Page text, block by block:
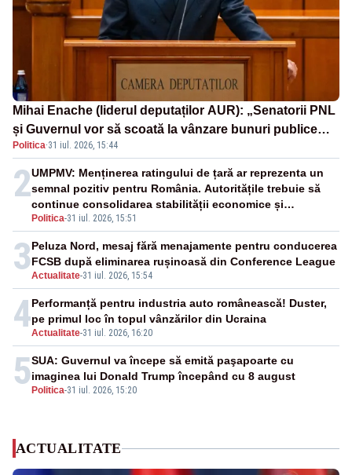
Mihai Enache (liderul deputaților AUR): „Senatorii PNL
și Guvernul vor să scoată la vânzare bunuri publice
pentru a stinge datoriile pentru vaccinurile Pfizer!”
Politica·31 iul. 2026, 15:44
2
Politica-31 iul. 2026, 15:51
UMPMV: Menținerea ratingului de țară ar reprezenta un
semnal pozitiv pentru România. Autoritățile trebuie să
continue consolidarea stabilității economice și
financiare
3Actualitate-31 iul. 2026, 15:54
Peluza Nord, mesaj fără menajamente pentru conducerea
FCSB după eliminarea rușinoasă din Conference League
4Actualitate-31 iul. 2026, 16:20
Performanță pentru industria auto românească! Duster,
pe primul loc în topul vânzărilor din Ucraina
5 Politica-31 iul. 2026, 15:20
SUA: Guvernul va începe să emită paşapoarte cu
imaginea lui Donald Trump începând cu 8 august
ACTUALITATE